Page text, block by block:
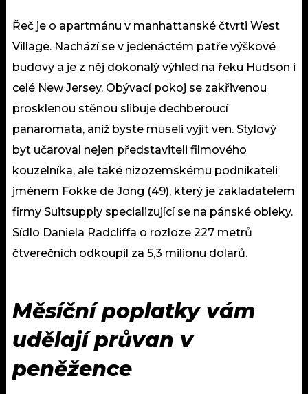
Řeč je o apartmánu v manhattanské čtvrti West
Village. Nachází se v jedenáctém patře výškové
budovy a je z něj dokonalý výhled na řeku Hudson i
celé New Jersey. Obývací pokoj se zakřivenou
prosklenou stěnou slibuje dechberoucí
panaromata, aniž byste museli vyjít ven. Stylový
byt učaroval nejen představiteli filmového
kouzelníka, ale také nizozemskému podnikateli
jménem Fokke de Jong (49), který je zakladatelem
firmy Suitsupply specializující se na pánské obleky.
Sídlo Daniela Radcliffa o rozloze 227 metrů
čtverečních odkoupil za 5,3 milionu dolarů.
Měsíční poplatky vám
udělají průvan v
peněžence